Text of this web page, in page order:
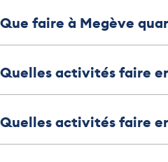
Que faire à Megève
Quelles activités faire
Quelles activités faire